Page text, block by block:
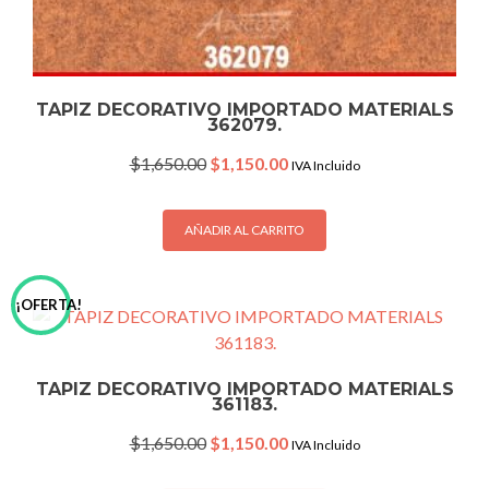
TAPIZ DECORATIVO IMPORTADO MATERIALS
362079.
$1,650.00 Original
was:
$1,650.00.
$1,150.00Current
is:
$1,150.00.
IVA Incluido
AÑADIR AL CARRITO
¡OFERTA!
TAPIZ DECORATIVO IMPORTADO MATERIALS
361183.
$1,650.00 Original
$1,150.00Current
IVA Incluido